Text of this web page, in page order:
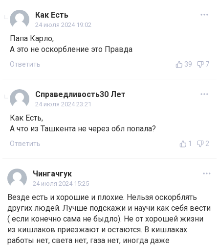
Как Есть
24 июля 2024 19:02
Папа Карло,
А это не оскорбление это Правда
Ответить 39 7
Справедливость30 Лет
24 июля 2024 23:21
Как Есть,
А что из Ташкента не через обл попала?
Ответить 1 2
Чингачгук
24 июля 2024 15:25
Везде есть и хорошие и плохие. Нельзя оскорблять
других людей. Лучше подскажи и научи как себя вести
( если конечно сама не быдло). Не от хорошей жизни
из кишлаков приезжают и остаются. В кишлаках
работы нет, света нет, газа нет, иногда даже